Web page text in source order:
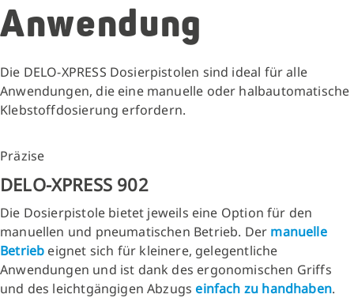
Anwendung
Die DELO-XPRESS Dosierpistolen sind ideal für alle
Anwendungen, die eine manuelle oder halbautomatische
Klebstoffdosierung erfordern.
Präzise
DELO-XPRESS 902
Die Dosierpistole bietet jeweils eine Option für den
manuellen und pneumatischen Betrieb. Der manuelle
Betrieb eignet sich für kleinere, gelegentliche
Anwendungen und ist dank des ergonomischen Griffs
und des leichtgängigen Abzugseinfach zu handhaben.